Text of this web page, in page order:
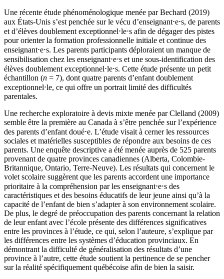
Une récente étude phénoménologique menée par Bechard (2019)
aux États-Unis s’est penchée sur le vécu d’enseignant⋅e⋅s, de parents
et d’élèves doublement exceptionnel⋅le⋅s afin de dégager des pistes
pour orienter la formation professionnelle initiale et continue des
enseignant⋅e⋅s. Les parents participants déploraient un manque de
sensibilisation chez les enseignant⋅e⋅s et une sous-identification des
élèves doublement exceptionnel⋅le⋅s. Cette étude présente un petit
échantillon (n = 7), dont quatre parents d’enfant doublement
exceptionnel⋅le, ce qui offre un portrait limité des difficultés
parentales.
Une recherche exploratoire à devis mixte menée par Clelland (2009)
semble être la première au Canada à s’être penchée sur l’expérience
des parents d’enfant doué⋅e. L’étude visait à cerner les ressources
sociales et matérielles susceptibles de répondre aux besoins de ces
parents. Une enquête descriptive a été menée auprès de 525 parents
provenant de quatre provinces canadiennes (Alberta, Colombie-
Britannique, Ontario, Terre-Neuve). Les résultats qui concernent le
volet scolaire suggèrent que les parents accordent une importance
prioritaire à la compréhension par les enseignant⋅e⋅s des
caractéristiques et des besoins éducatifs de leur jeune ainsi qu’à la
capacité de l’enfant de bien s’adapter à son environnement scolaire.
De plus, le degré de préoccupation des parents concernant la relation
de leur enfant avec l’école présente des différences significatives
entre les provinces à l’étude, ce qui, selon l’auteure, s’explique par
les différences entre les systèmes d’éducation provinciaux. En
démontrant la difficulté de généralisation des résultats d’une
province à l’autre, cette étude soutient la pertinence de se pencher
sur la réalité spécifiquement québécoise afin de bien la saisir.